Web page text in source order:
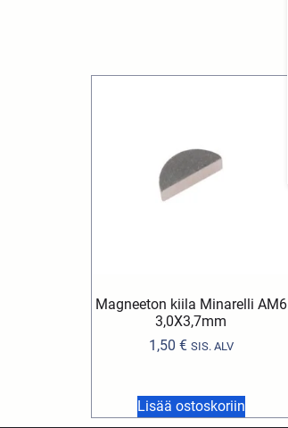
Magneeton kiila Minarelli AM6
3,0X3,7mm
1,50 € SIS. ALV
Lisää ostoskoriin